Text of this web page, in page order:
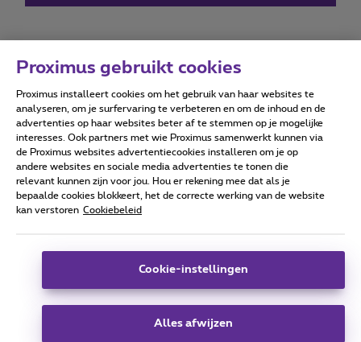
Forumvoorwaarden Accessibility statement
Alle rechten voorbehouden. © Proximus
Algemene voorwaarden, consumenteninfo
Deze website is gecreëerd en wordt beheerd conform het
Koning Albert II-laan 27 - B-1030 Brussel.
Proximus gebruikt cookies
Proximus installeert cookies om het gebruik van haar websites te
analyseren, om je surfervaring te verbeteren en om de inhoud en de
advertenties op haar websites beter af te stemmen op je mogelijke
interesses. Ook partners met wie Proximus samenwerkt kunnen via
de Proximus websites advertentiecookies installeren om je op
andere websites en sociale media advertenties te tonen die
relevant kunnen zijn voor jou. Hou er rekening mee dat als je
bepaalde cookies blokkeert, het de correcte werking van de website
kan verstoren Cookiebeleid
Cookie-instellingen
Alles afwijzen